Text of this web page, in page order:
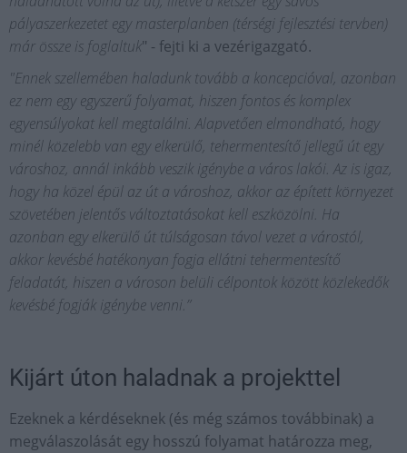
pályaszerkezetet egy masterplanben (térségi fejlesztési tervben)
már össze is foglaltuk" - fejti ki a vezérigazgató.
"Ennek szellemében haladunk tovább a koncepcióval, azonban
ez nem egy egyszerű folyamat, hiszen fontos és komplex
egyensúlyokat kell megtalálni. Alapvetően elmondható, hogy
minél közelebb van egy elkerülő, tehermentesítő jellegű út egy
városhoz, annál inkább veszik igénybe a város lakói. Az is igaz,
hogy ha közel épül az út a városhoz, akkor az épített környezet
szövetében jelentős változtatásokat kell eszközölni. Ha
azonban egy elkerülő út túlságosan távol vezet a várostól,
akkor kevésbé hatékonyan fogja ellátni tehermentesítő
feladatát, hiszen a városon belüli célpontok között közlekedők
kevésbé fogják igénybe venni.”
Kijárt úton haladnak a projekttel
Ezeknek a kérdéseknek (és még számos továbbinak) a
megválaszolását egy hosszú folyamat határozza meg,